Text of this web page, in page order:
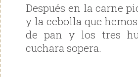
Después en la carne
y la cebolla que
de pan y los tres
cuchara sopera.